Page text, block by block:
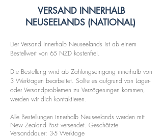
VERSAND INNERHALB
NEUSEELANDS (NATIONAL)
Der Versand innerhalb Neuseelands ist ab einem
Bestellwert von 65 NZD kostenfrei.
Die Bestellung wird ab Zahlungseingang innerhalb von
3 Werktagen bearbeitet. Sollte es aufgrund von Lager-
oder Versandproblemen zu Verzögerungen kommen,
werden wir dich kontaktieren.
Alle Bestellungen innerhalb Neuseelands werden mit
New Zealand Post versendet. Geschätzte
Versanddauer: 3-5 Werktage